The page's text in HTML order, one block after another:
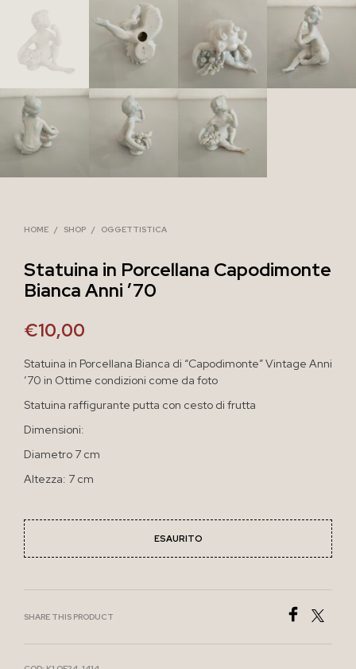
HOME / SHOP / OGGETTISTICA
Statuina in Porcellana Capodimonte
Bianca Anni ’70
€10,00
Statuina in Porcellana Bianca di “Capodimonte” Vintage Anni
’70 in Ottime condizioni come da foto
Statuina raffigurante putta con cesto di frutta
Dimensioni:
Diametro 7 cm
Altezza: 7 cm
ESAURITO
SHARE THIS PRODUCT